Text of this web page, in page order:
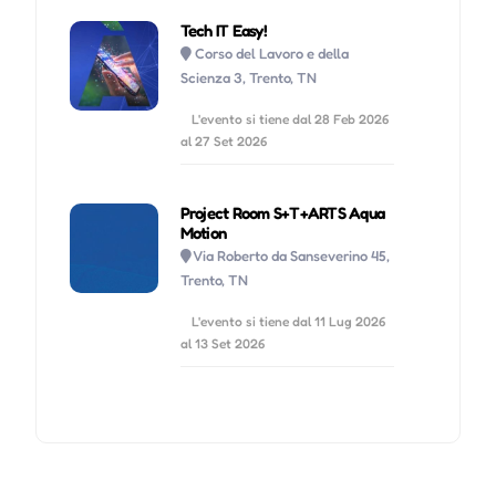
Tech IT Easy!
Corso del Lavoro e della
Scienza 3, Trento, TN
L'evento si tiene dal 28 Feb 2026
al 27 Set 2026
Project Room S+T+ARTS Aqua
Motion
Via Roberto da Sanseverino 45,
Trento, TN
L'evento si tiene dal 11 Lug 2026
al 13 Set 2026